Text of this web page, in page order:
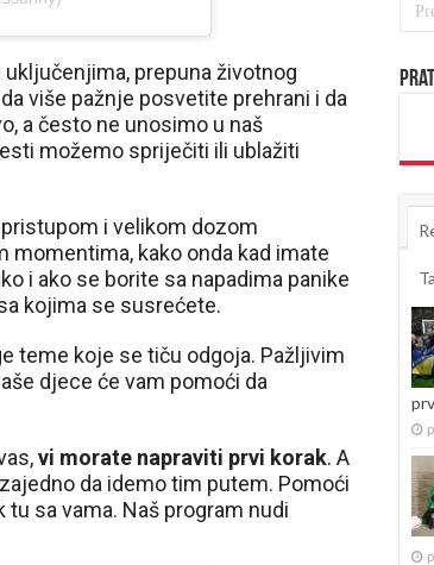
prepuna životnog
više pažnje posvetite prehrani i da
a često ne unosimo u naš
možemo spriječiti ili ublažiti
i velikom dozom
kako onda kad imate
i ako se borite sa napadima panike
kojima se susrećete.
teme koje se tiču odgoja. Pažljivim
djece će vam pomoći da
vi morate napraviti prvi korak. A
da idemo tim putem. Pomoći
sa vama. Naš program nudi